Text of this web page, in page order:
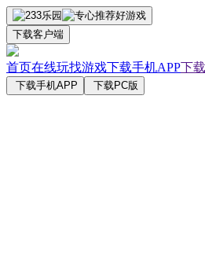
下载客户端
首页在线玩找游戏下载手机APP下
下载手机APP 下载PC版